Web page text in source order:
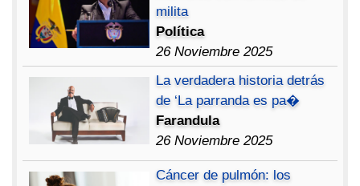
milita
Política
26 Noviembre 2025
La verdadera historia detrás
de ‘La parranda es pa�
Farandula
26 Noviembre 2025
Cáncer de pulmón: los